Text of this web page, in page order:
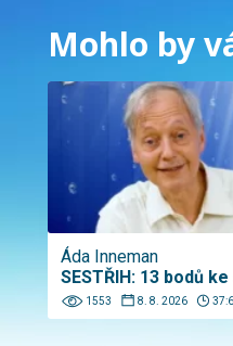
Mohlo by
Áda Inneman
SESTŘIH: 13 bodů
1553 8. 8. 2026 37:6